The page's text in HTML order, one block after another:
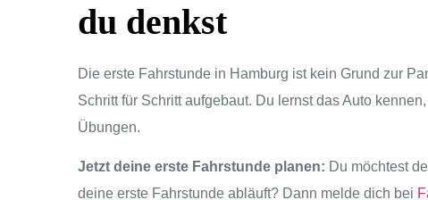
du denkst
Die erste Fahrstunde in Hamburg ist kein Grund zur
Schritt für Schritt aufgebaut. Du lernst das Auto
Übungen.
Jetzt deine erste Fahrstunde planen: Du möchtest
deine erste Fahrstunde abläuft? Dann melde dich bei